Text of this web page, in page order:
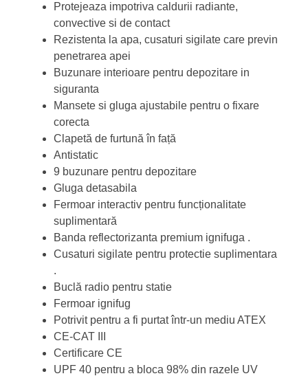
Protejeaza impotriva caldurii radiante,
convective si de contact
Rezistenta la apa, cusaturi sigilate care previn
penetrarea apei
Buzunare interioare pentru depozitare in
siguranta
Mansete si gluga ajustabile pentru o fixare
corecta
Clapetă de furtună în față
Antistatic
9 buzunare pentru depozitare
Gluga detasabila
Fermoar interactiv pentru funcționalitate
suplimentară
Banda reflectorizanta premium ignifuga .
Cusaturi sigilate pentru protectie suplimentara
.
Buclă radio pentru statie
Fermoar ignifug
Potrivit pentru a fi purtat într-un mediu ATEX
CE-CAT III
Certificare CE
UPF 40 pentru a bloca 98% din razele UV